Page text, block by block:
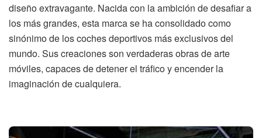
diseño extravagante. Nacida con la ambición de desafiar a
los más grandes, esta marca se ha consolidado como
sinónimo de los coches deportivos más exclusivos del
mundo. Sus creaciones son verdaderas obras de arte
móviles, capaces de detener el tráfico y encender la
imaginación de cualquiera.